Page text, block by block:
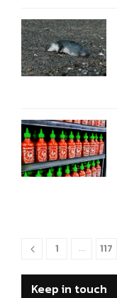
1 … 117
Keep in touch